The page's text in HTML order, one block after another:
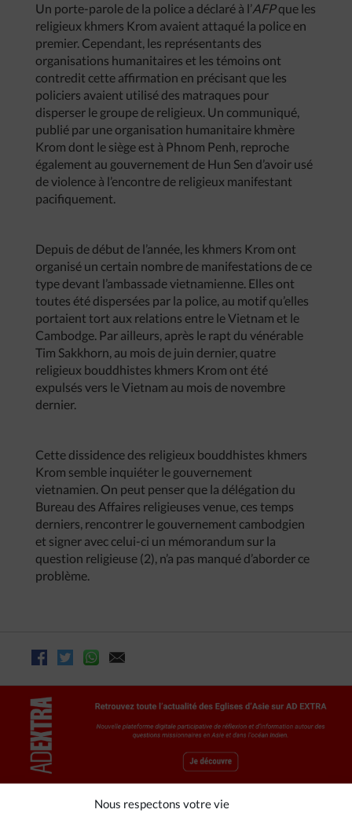
Nous respectons votre vie
Un porte-parole de la police a déclaré à l’AFPque les
religieux khmers Krom avaient attaqué la police en
premier. Cependant, les représentants des
organisations humanitaires et les témoins ont
contredit cette affirmation en précisant que les
policiers avaient utilisé des matraques pour
disperser le groupe de religieux. Un communiqué,
publié par une organisation humanitaire khmère
Krom dont le siège est à Phnom Penh, reproche
également au gouvernement de Hun Sen d’avoir usé
de violence à l’encontre de religieux manifestant
pacifiquement.
Depuis de début de l’année, les khmers Krom ont
organisé un certain nombre de manifestations de ce
type devant l’ambassade vietnamienne. Elles ont
toutes été dispersées par la police, au motif qu’elles
portaient tort aux relations entre le Vietnam et le
Cambodge. Par ailleurs, après le rapt du vénérable
Tim Sakkhorn, au mois de juin dernier, quatre
religieux bouddhistes khmers Krom ont été
expulsés vers le Vietnam au mois de novembre
dernier.
Cette dissidence des religieux bouddhistes khmers
Krom semble inquiéter le gouvernement
vietnamien. On peut penser que la délégation du
Bureau des Affaires religieuses venue, ces temps
derniers, rencontrer le gouvernement cambodgien
et signer avec celui-ci un mémorandum sur la
question religieuse (2), n’a pas manqué d’aborder ce
problème.